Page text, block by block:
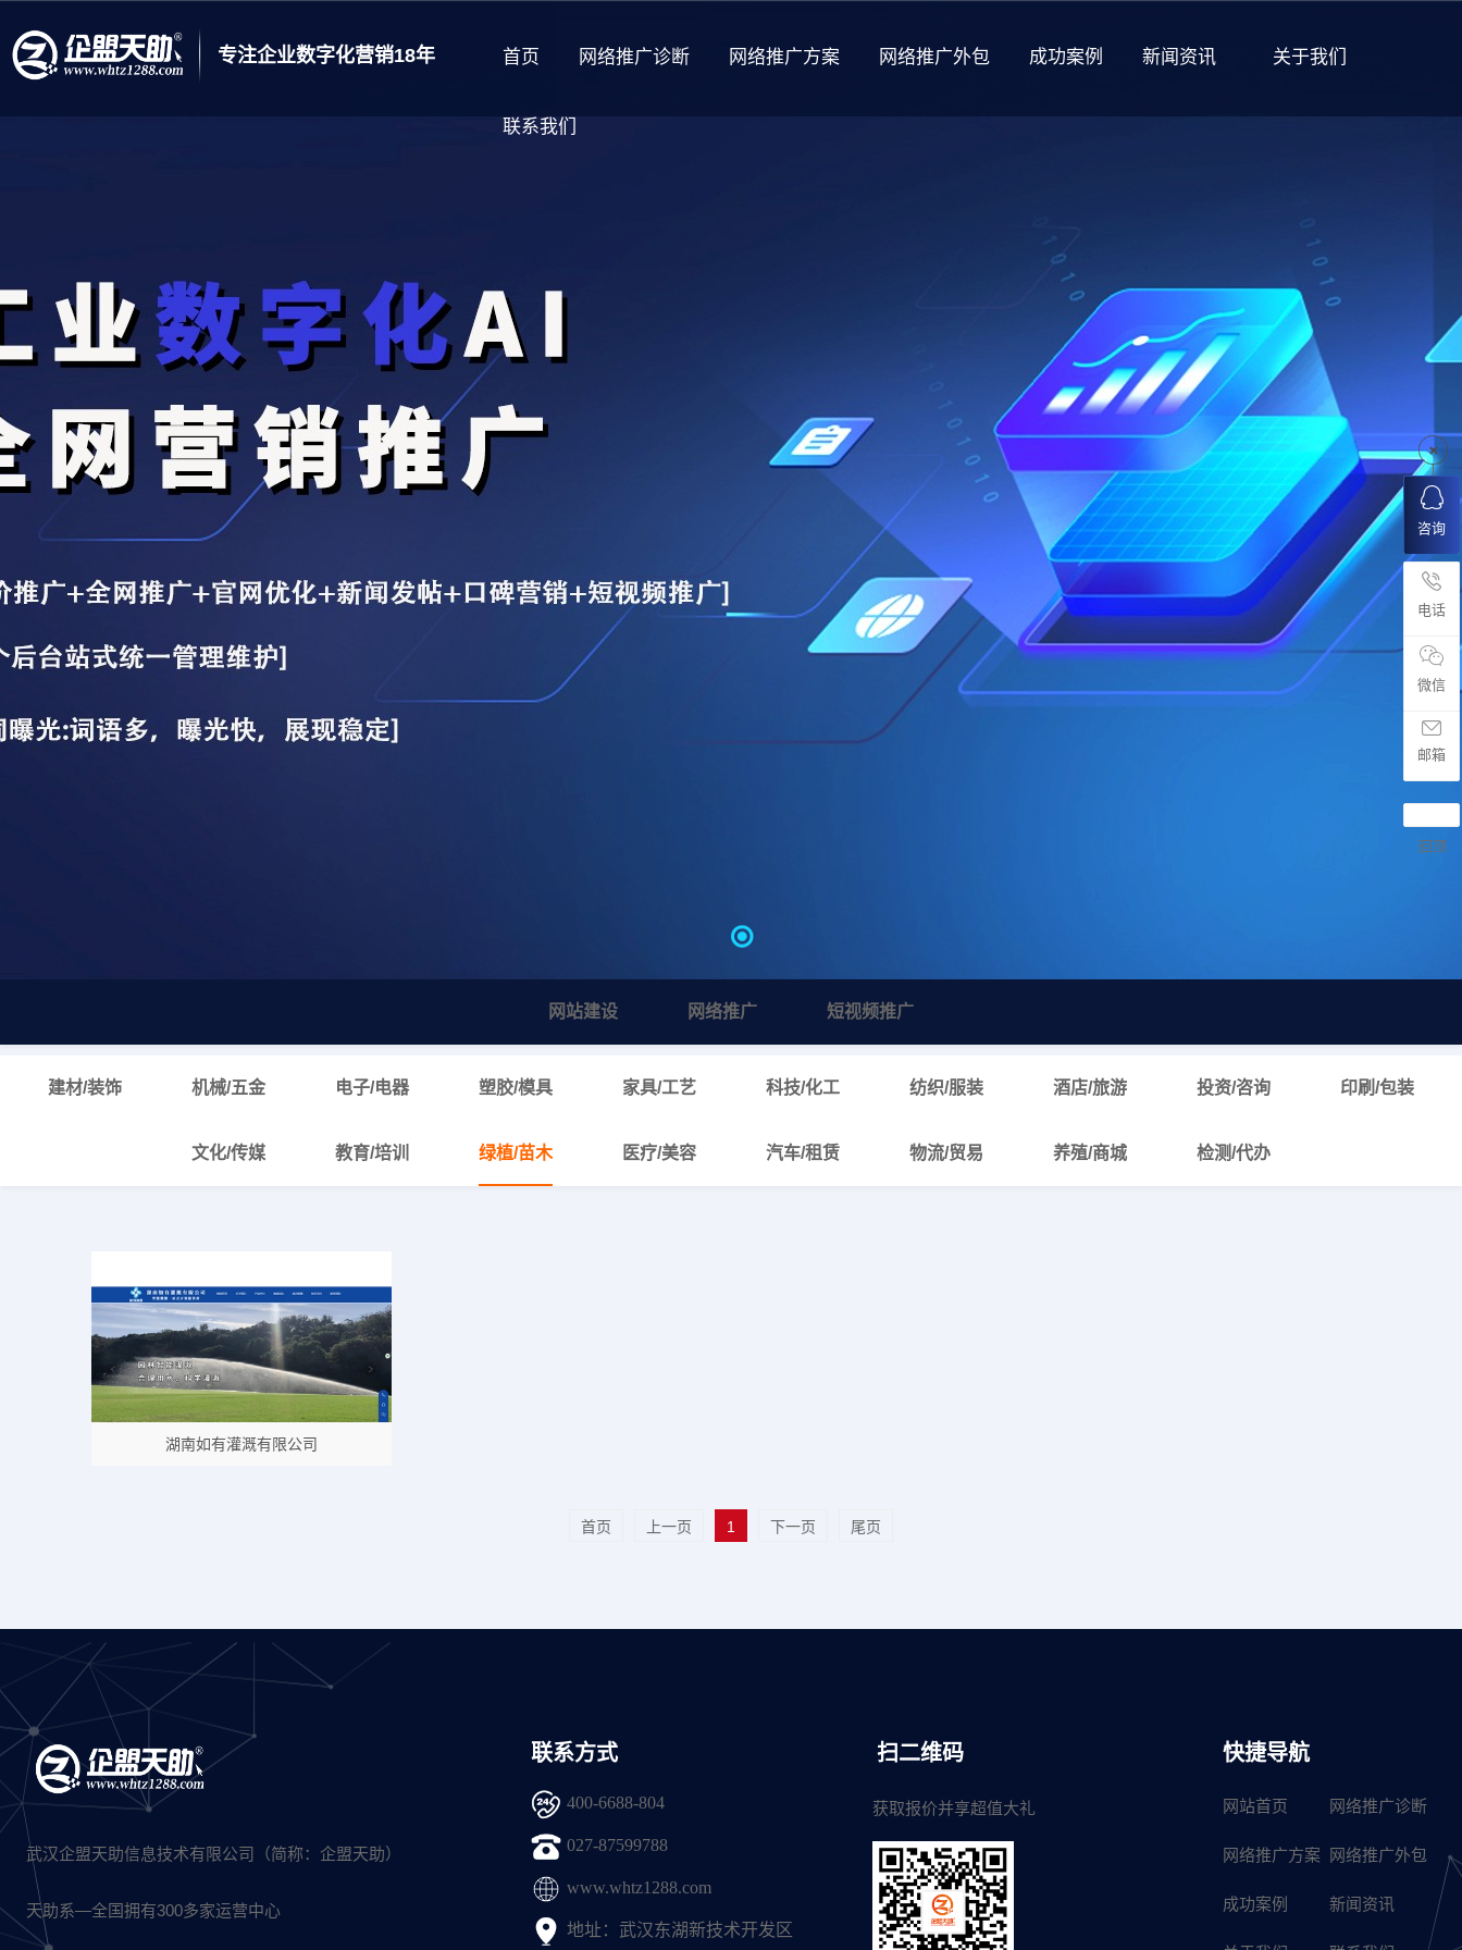
专注企业数字化营销18年 首页 网络推广诊断 网络推广方案 网络推广外包 成功案例 新闻资讯 关于我们
开放职位
联系我们
网站建设 网络推广 短视频推广
建材/装饰 机械/五金 电子/电器 塑胶/模具 家具/工艺 科技/化工 纺织/服装 酒店/旅游 投资/咨询 印刷/包装
文化/传媒 教育/培训 绿植/苗木 医疗/美容 汽车/租赁 物流/贸易 养殖/商城 检测/代办
湖南如有灌溉有限公司
首页 上一页 1 下一页 尾页
武汉企盟天助信息技术有限公司（简称：企盟天助）
天助系—全国拥有300多家运营中心
联系方式
400-6688-804
027-87599788
www.whtz1288.com
地址：武汉东湖新技术开发区
扫二维码
获取报价并享超值大礼
快捷导航
网站首页 网络推广诊断
网络推广方案 网络推广外包
成功案例 新闻资讯
咨询
电话
微信
邮箱
回顶